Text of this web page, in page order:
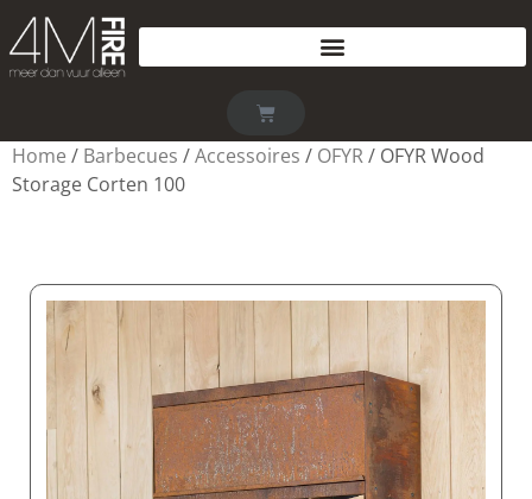
Home / Barbecues /Accessoires / OFYR/ OFYR Wood
Storage Corten 100